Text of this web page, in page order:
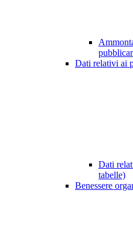
Dati relativi ai
Dati
tabelle)
Benessere